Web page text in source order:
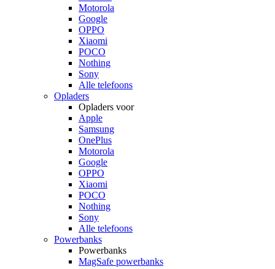
Motorola
Google
OPPO
Xiaomi
POCO
Nothing
Sony
Alle telefoons
Opladers
Opladers voor
Apple
Samsung
OnePlus
Motorola
Google
OPPO
Xiaomi
POCO
Nothing
Sony
Alle telefoons
Powerbanks
Powerbanks
MagSafe powerbanks